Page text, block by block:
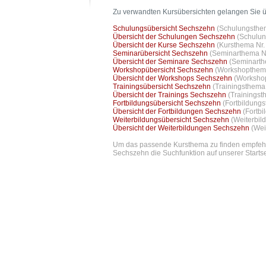
Zu verwandten Kursübersichten gelangen Sie
Schulungsübersicht Sechszehn
Übersicht der Schulungen Sechszehn
Übersicht der Kurse Sechszehn (Kursthema
Seminarübersicht Sechszehn (Seminarthema
Übersicht der Seminare Sechszehn
Workshopübersicht Sechszehn
Übersicht der Workshops Sechszehn
Trainingsübersicht Sechszehn
Übersicht der Trainings Sechszehn
Fortbildungsübersicht Sechszehn
Übersicht der Fortbildungen Sechszehn
Weiterbildungsübersicht Sechszehn
Übersicht der Weiterbildungen Sechszehn
Um das passende Kursthema zu finden
Sechszehn die Suchfunktion auf unserer